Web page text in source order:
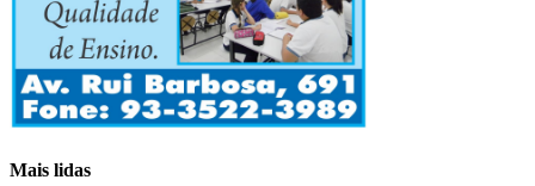
Mais lidas